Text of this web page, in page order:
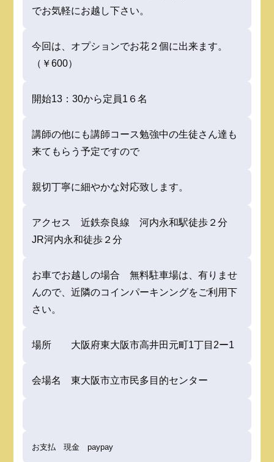
でお気軽にお越し下さい。
今回は、オプションでお花２個に出来ます。
（￥600）
開始13：30から定員1６名
講師の他にも講師コース勉強中の生徒さん達も
来てもらう予定ですので
親切丁寧に細やかな対応致します。
アクセス 近鉄奈良線 河内永和駅徒歩２分
JR河内永和徒歩２分
お車でお越しの場合 無料駐車場は、有りませ
んので、近隣のコインパーキンングをご利用下
さい。
場所 大阪府東大阪市高井田元町1丁目2ー1
会場名 東大阪市立市民多目的センター
お支払 現金 paypay